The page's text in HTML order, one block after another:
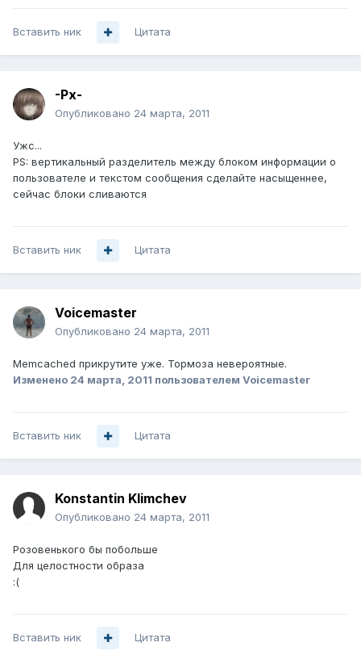
Вставить ник Цитата
-Px-
Опубликовано 24 марта, 2011
Ужс...
PS: вертикальный разделитель между блоком информации о
пользователе и текстом сообщения сделайте насыщеннее,
сейчас блоки сливаются
Вставить ник Цитата
Voicemaster
Опубликовано 24 марта, 2011
Memcached прикрутите уже. Тормоза невероятные.
Изменено 24 марта, 2011 пользователем Voicemaster
Вставить ник Цитата
Konstantin Klimchev
Опубликовано 24 марта, 2011
Розовенького бы побольше
Для целостности образа
:(
Вставить ник Цитата